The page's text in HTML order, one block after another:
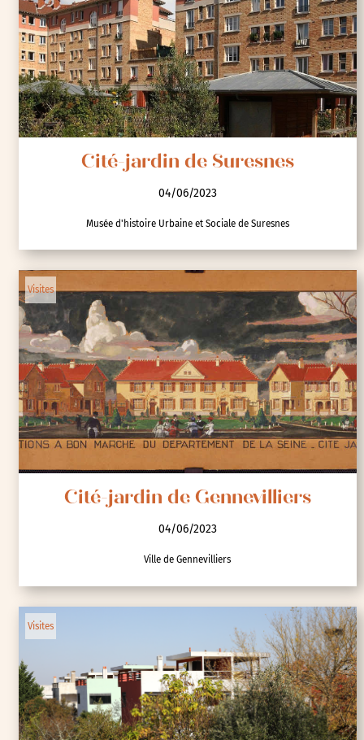
Cité-jardin de Suresnes
04/06/2023
Musée d'histoire Urbaine et Sociale de Suresnes
Visites
Cité-jardin de Gennevilliers
04/06/2023
Ville de Gennevilliers
Visites